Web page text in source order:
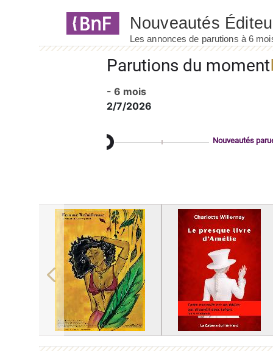
Parutions du moment
- 6 mois
2/7/2026
Nouveautés
Previous